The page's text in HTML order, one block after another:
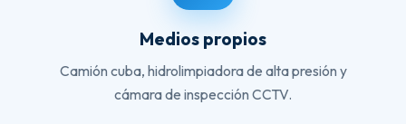
Medios propios
Camión cuba, hidrolimpiadora de alta presión y
cámara de inspección CCTV.